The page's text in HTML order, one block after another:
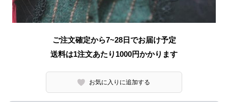
ご注文確定から7~28日でお届け予定
送料は1注文あたり 1000円かかります
お気に入りに追加する